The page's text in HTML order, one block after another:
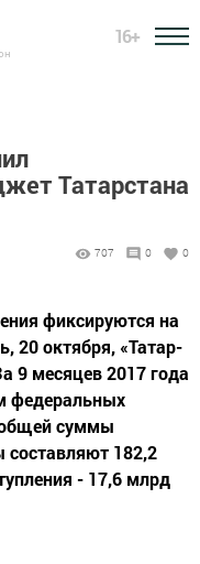
16+
Татарстана
707 0 0
фиксируются на
20 октября, «Татар-
9 месяцев 2017 года
федеральных
общей суммы
составляют 182,2
- 17,6 млрд